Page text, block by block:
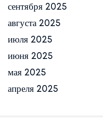
сентября 2025
августа 2025
июля 2025
июня 2025
мая 2025
апреля 2025